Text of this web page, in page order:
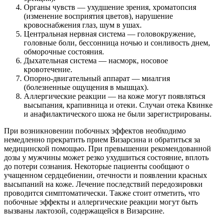
Органы чувств — ухудшение зрения, хроматопсия
(изменение восприятия цветов), нарушение
кровоснабжения глаз, шум в ушах.
Центральная нервная система — головокружение,
головные боли, бессонница ночью и сонливость днем,
обморочные состояния.
Дыхательная система — насморк, носовое
кровотечение.
Опорно-двигательный аппарат — миалгия
(болезненные ощущения в мышцах).
Аллергические реакции — на коже могут появляться
высыпания, крапивница и отеки. Случаи отека Квинке
и анафилактического шока не были зарегистрированы.
При возникновении побочных эффектов необходимо
немедленно прекратить прием Визарсина и обратиться за
медицинской помощью. При превышении рекомендованной
дозы у мужчины может резко ухудшиться состояние, вплоть
до потери сознания. Некоторые пациенты сообщают о
учащенном сердцебиении, отечности и появлении красных
высыпаний на коже. Лечение последствий передозировки
проводится симптоматически. Также стоит отметить, что
побочные эффекты и аллергические реакции могут быть
вызваны лактозой, содержащейся в Визарсине.